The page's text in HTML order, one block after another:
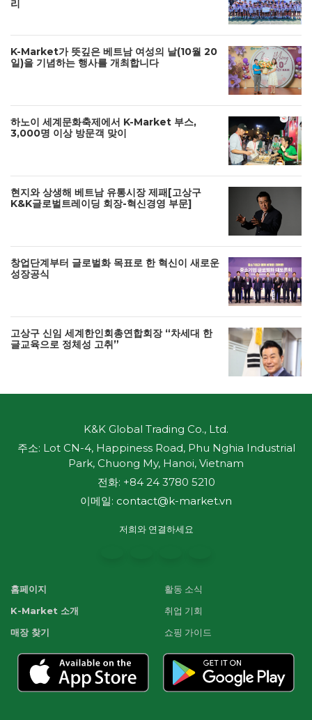
리
K-Market가 뜻깊은 베트남 여성의 날(10월 20
일)을 기념하는 행사를 개최합니다
하노이 세계문화축제에서 K-Market 부스,
3,000명 이상 방문객 맞이
현지와 상생해 베트남 유통시장 제패[고상구
K&K글로벌트레이딩 회장-혁신경영 부문]
창업단계부터 글로벌화 목표로 한 혁신이 새로운
성장공식
고상구 신임 세계한인회총연합회장 “차세대 한
글교육으로 정체성 고취”
K&K Global Trading Co., Ltd.
주소: Lot CN-4, Happiness Road, Phu Nghia Industrial
Park, Chuong My, Hanoi, Vietnam
전화: +84 24 3780 5210
이메일: contact@k-market.vn
저희와 연결하세요
홈페이지
K-Market 소개
매장 찾기
활동 소식
취업 기회
쇼핑 가이드